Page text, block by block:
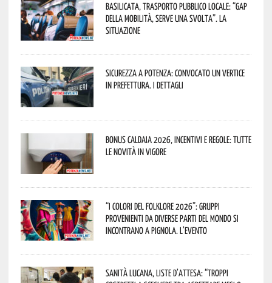
Basilicata, trasporto pubblico locale: “Gap
della mobilità, serve una svolta”. La
situazione
Sicurezza a Potenza: convocato un vertice
in Prefettura. I dettagli
Bonus caldaia 2026, incentivi e regole: tutte
le novità in vigore
“I Colori del Folklore 2026”: gruppi
provenienti da diverse parti del mondo si
incontrano a Pignola. L’evento
Sanità lucana, liste d’attesa: “Troppi